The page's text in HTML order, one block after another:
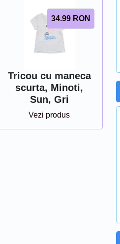
34.99 RON
Tricou cu maneca
scurta, Minoti,
Sun, Gri
Vezi produs